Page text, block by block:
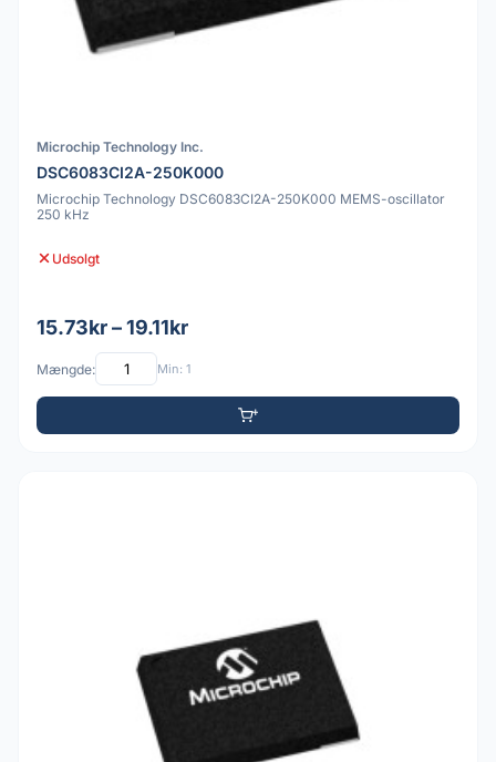
Microchip Technology Inc.
DSC6083CI2A-250K000
Microchip Technology DSC6083CI2A-250K000 MEMS-oscillator
250 kHz
Udsolgt
15.73kr – 19.11kr
Mængde: Min: 1